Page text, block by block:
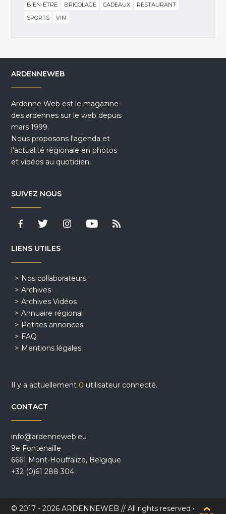
BIEN-ÊTRE
BRICOLAGE CADEAUX
RESTAURANT
SPORTS
VIN
ARDENNEWEB
Ardenne Web est le magazine
des ardennes sur le web depuis
mars 1999.
Nous proposons l'agenda et
l'actualité régionale en photos
et vidéos au quotidien.
SUIVEZ NOUS
LIENS UTILES
Nos collaborateurs
Archives
Archives Vidéos
Annuaire régional
Petites annonces
FAQ
Mentions légales
Il y a actuellement 0 utilisateur connecté.
CONTACT
info@ardenneweb.eu
9e Fontenaille
6661 Mont-Houffalize, Belgique
+32 (0)61 288 304
© 2017 - 2026 ARDENNEWEB // All rights reserved •